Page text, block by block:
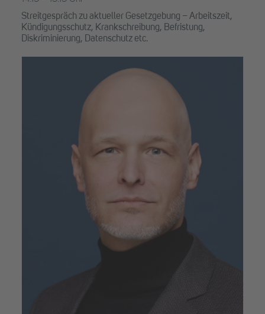
Streitgespräch zu aktueller Gesetzgebung – Arbeitszeit,
Kündigungsschutz, Krankschreibung, Befristung,
Diskriminierung, Datenschutz etc.